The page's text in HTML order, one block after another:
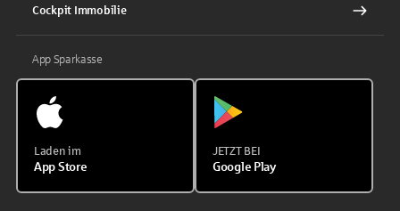
Cockpit Immobilie
App Sparkasse
Laden im
App Store
JETZT BEI
Google Play